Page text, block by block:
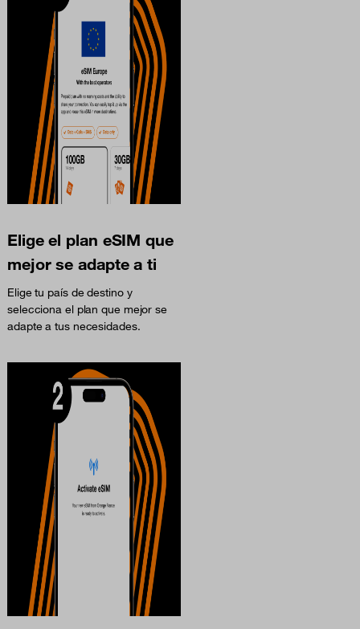
Elige el plan eSIM que
mejor se adapte a ti
Elige tu país de destino y
selecciona el plan que mejor se
adapte a tus necesidades.